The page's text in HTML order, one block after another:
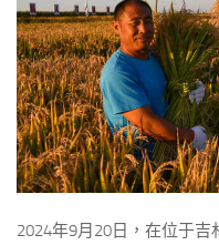
2024年9月20日，在位于